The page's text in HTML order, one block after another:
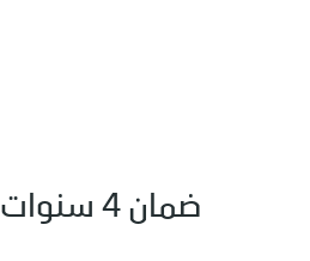
ضمان 4 سنوات/100.000 كلم